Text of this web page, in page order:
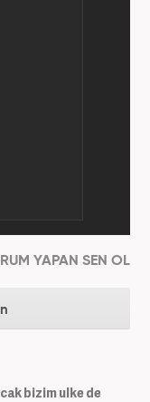
YAPAN SEN OL
bizim ulke de